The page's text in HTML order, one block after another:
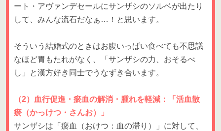
ート・アヴァンデセールにサンザシのソルベが出たり
して、みんな流石だなぁ…！と思います。
そういう結婚式のときはお腹いっぱい食べても不思議
なほど胃もたれがなく、「サンザシの力、おそるべ
し」と漢方好き同士でうなずき合います。
（2）血行促進・瘀血の解消・腫れを軽減：「活血散
瘀（かっけつ・さんお）」
サンザシは「瘀血（おけつ：血の滞り）」に対して、